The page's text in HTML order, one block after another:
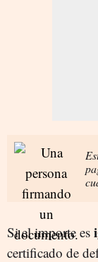
Si el importe es
certificado de